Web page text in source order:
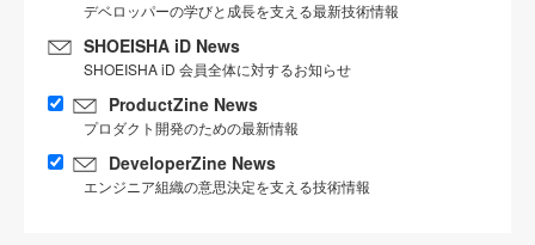
デベロッパーの学びと成長を支える最新技術情報
SHOEISHA iD News
SHOEISHA iD 会員全体に対するお知らせ
ProductZine News
プロダクト開発のための最新情報
DeveloperZine News
エンジニア組織の意思決定を支える技術情報